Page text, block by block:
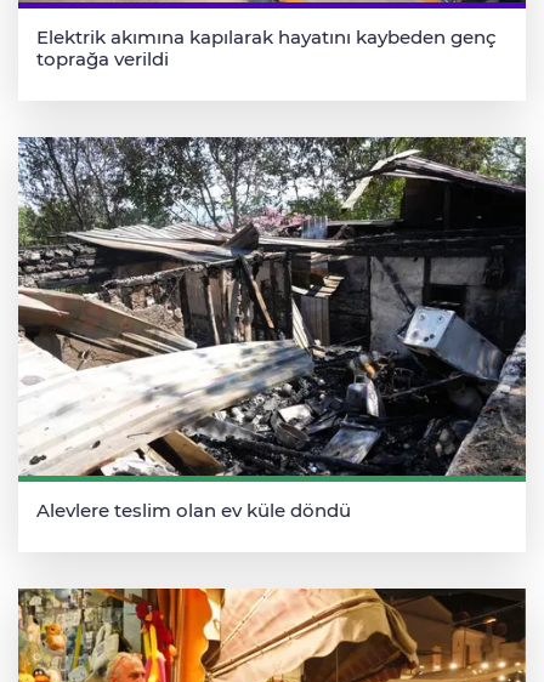
Elektrik akımına kapılarak hayatını kaybeden genç
toprağa verildi
Alevlere teslim olan ev küle döndü